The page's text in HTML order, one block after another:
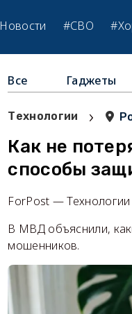
Новости #СВО
Все Гаджеты
Технологии ›
Как не
способы
ForPost — Технологии
В МВД объяснили,
мошенников.